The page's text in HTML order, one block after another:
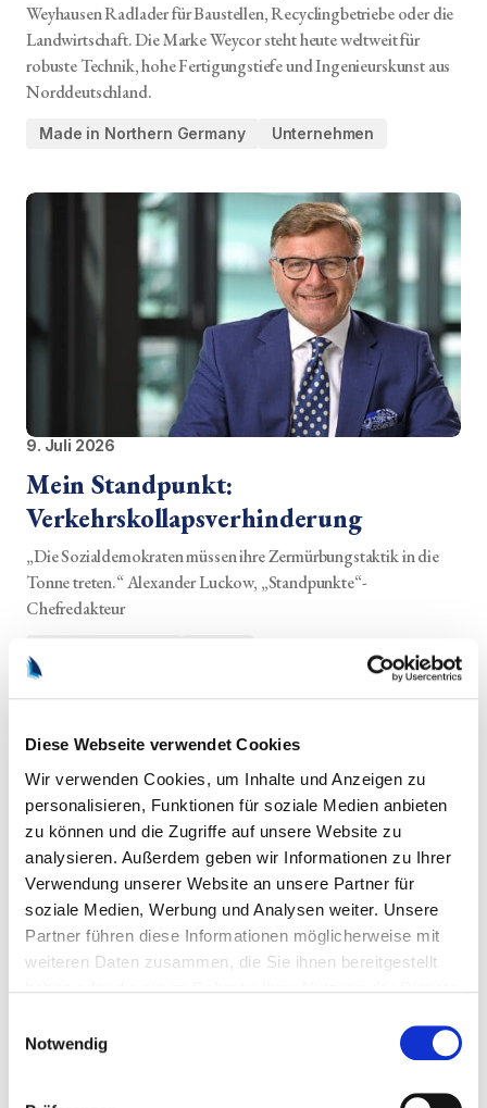
Diese Webseite verwendet Cookies
Wir verwenden Cookies, um Inhalte und Anzeigen zu
personalisieren, Funktionen für soziale Medien anbieten
zu können und die Zugriffe auf unsere Website zu
analysieren. Außerdem geben wir Informationen zu Ihrer
Verwendung unserer Website an unsere Partner für
soziale Medien, Werbung und Analysen weiter. Unsere
Partner führen diese Informationen möglicherweise mit
weiteren Daten zusammen, die Sie ihnen bereitgestellt
Notwendig
Weyhausen Radlader für Baustellen, Recyclingbetriebe oder die
Landwirtschaft. Die Marke Weycor steht heute weltweit für
robuste Technik, hohe Fertigungstiefe und Ingenieurskunst aus
Norddeutschland.
Made in Northern Germany Unternehmen
9. Juli 2026
Mein Standpunkt:
Verkehrskollapsverhinderung
„Die Sozialdemokraten müssen ihre Zermürbungstaktik in die
Tonne treten.“ Alexander Luckow, „Standpunkte“-
Chefredakteur
9. Juli 2026
Der Intralogistik-Spezialist STILL setzt auf Lithium-Ionen-